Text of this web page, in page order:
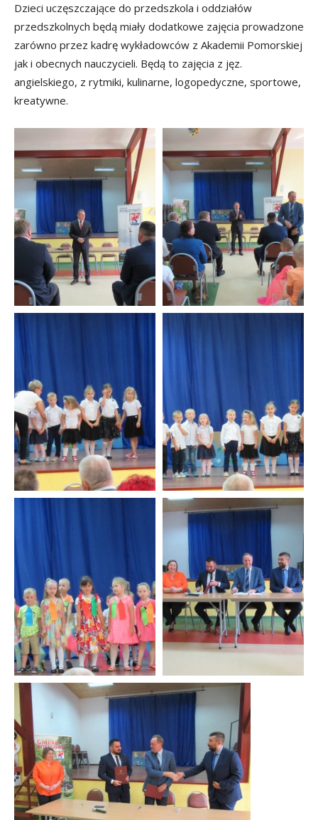
Dzieci uczęszczające do przedszkola i oddziałów
przedszkolnych będą miały dodatkowe zajęcia prowadzone
zarówno przez kadrę wykładowców z Akademii Pomorskiej
jak i obecnych nauczycieli. Będą to zajęcia z jęz.
angielskiego, z rytmiki, kulinarne, logopedyczne, sportowe,
kreatywne.